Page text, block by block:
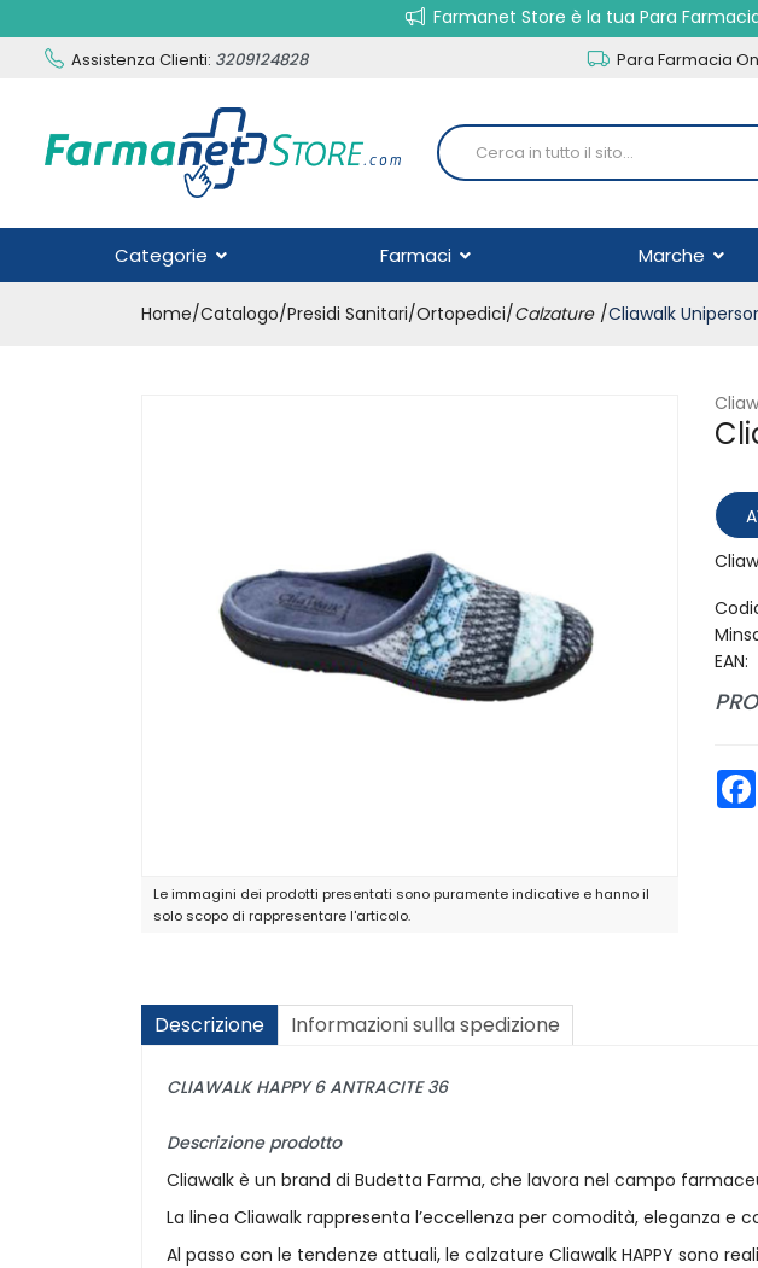
Farmanet Store è la tua Para
Assistenza Clienti: 3209124828 Para Farmacia
Categorie Farmaci Marche
Home Catalogo/Presidi Sanitari/Ortopedici/Calzature Cliawalk
Le immagini dei prodotti presentati sono puramente indicative e hanno il
solo scopo di rappresentare l'articolo.
EAN:
Descrizione Informazioni sulla spedizione
CLIAWALK HAPPY 6 ANTRACITE 36
Descrizione prodotto
Cliawalk è un brand di Budetta Farma, che lavora nel campo
La linea Cliawalk rappresenta l’eccellenza per comodità, eleganza e
Al passo con le tendenze attuali, le calzature Cliawalk HAPPY sono